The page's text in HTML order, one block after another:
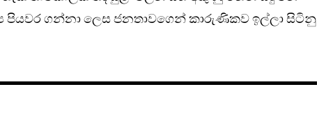
පියවර ගන්නා ලෙස ජනතාවගෙන් කාරුණිකව ඉල්ලා සිටිනු